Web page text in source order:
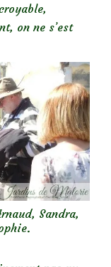
on ne s’est
Sandra,